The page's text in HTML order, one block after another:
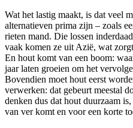
Wat het lastig maakt, is dat veel
alternatieven prima zijn – zoals
rieten mand. Die lossen
vaak komen ze uit Azië, wat
En hout komt van een boom:
jaar laten groeien om het
Bovendien moet hout eerst
verwerken: dat gebeurt meestal
denken dus dat hout duurzaam
van ver komt en voor een korte